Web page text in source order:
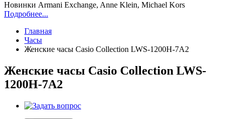
Новинки Armani Exchange, Anne Klein, Michael Kors
Подробнее...
Главная
Часы
Женские часы Casio Collection LWS-1200H-7A2
Женские часы Casio Collection LWS-
1200H-7A2